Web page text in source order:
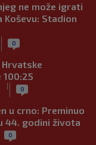
ne može igrati
Koševu: Stadion
0
100:25
| 0
u crno: Preminuo
44. godini života
0